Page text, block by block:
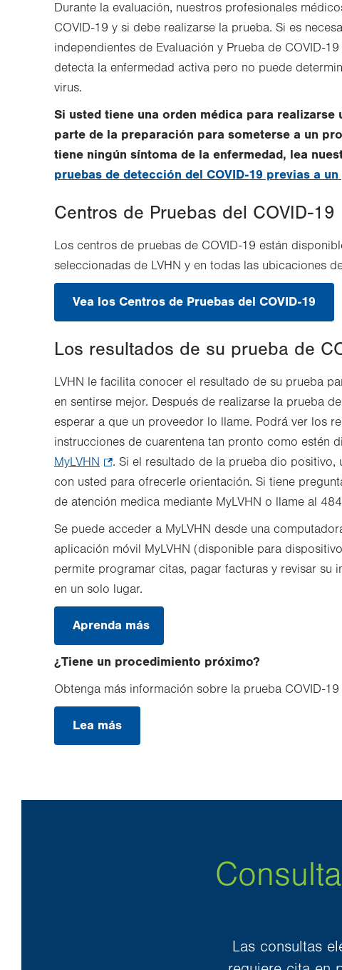
Durante la evaluación, nuestros profesionales
COVID-19 y si debe realizarse la prueba. Si es
independientes de Evaluación y Prueba de COVID-
detecta la enfermedad activa pero no puede
virus.
Si usted tiene una orden médica para realizarse
parte de la preparación para someterse a un
tiene ningún síntoma de la enfermedad, lea
pruebas de detección del COVID-19 previas a
Centros de Pruebas del COVID-19
Los centros de pruebas de COVID-19 están
seleccionadas de LVHN y en todas las ubicaciones
Vea los Centros de Pruebas del COVID-19
Los resultados de su prueba de
LVHN le facilita conocer el resultado de su prueba
en sentirse mejor. Después de realizarse la prueba
esperar a que un proveedor lo llame. Podrá ver los
instrucciones de cuarentena tan pronto como estén
MyLVHN
Opens
in
tab.
. Si el resultado de la prueba dio positivo,
con usted para ofrecerle orientación. Si tiene
de atención medica mediante MyLVHN o llame al
Se puede acceder a MyLVHN desde una
aplicación móvil MyLVHN (disponible para
permite programar citas, pagar facturas y revisar su
en un solo lugar.
Aprenda más
new
¿Tiene un procedimiento próximo?
Obtenga más información sobre la prueba COVID-
Lea más
Las consultas